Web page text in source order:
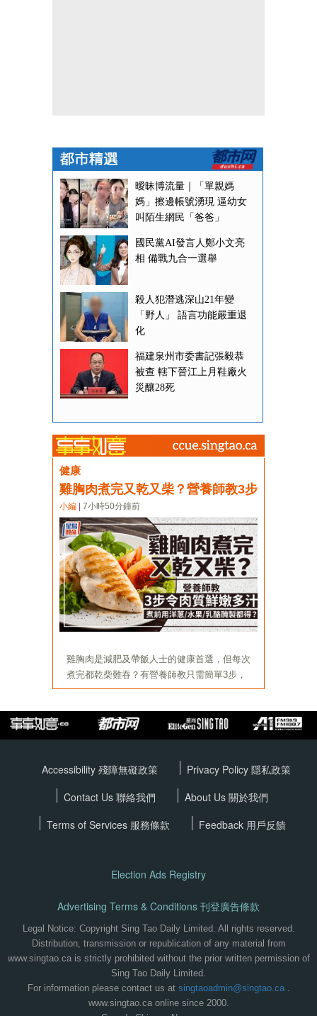
Accessibility 殘障無礙政策 Privacy Policy 隱私政策
Contact Us 聯絡我們
About Us 關於我們
Terms of Services 服務條款 Feedback 用戶反饋
Election Ads Registry
Advertising Terms & Conditions 刊登廣告條款
Legal Notice: Copyright Sing Tao Daily Limited. All rights reserved.
Distribution, transmission or republication of any material from
www.singtao.ca is strictly prohibited without the prior written permission of
Sing Tao Daily Limited.
For information please contact us at singtaoadmin@singtao.ca.
www.singtao.ca online since 2000.